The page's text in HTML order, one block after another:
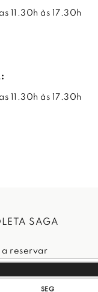
11.30h às 17.30h
11.30h às 17.30h
SAGA
a reservar
SEG